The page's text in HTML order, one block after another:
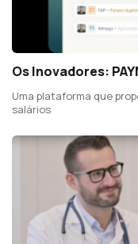
Os Inovadores:
Uma plataforma que
salários